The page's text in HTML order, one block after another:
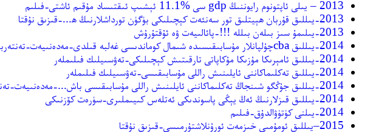
2013 – يىلى ئاپتونوم رايوننىڭ gdp سى %11.1 ئېشىپ ئىقتىساد مۇقىم ئاشتى-فىلىم
2013-يىللىق قۇربان ھېيتلىق تور سەنئەت كېچىلىكى بۈگۈن تورداشلارنىڭ ھ...-قىزىق نۇقتا
2013-يىلىمۇ سىز بىلەن بىللە !!!-پائالىيەت ۋە ئۇقتۇرۇش
2014-يىللىق cbaچۇلپانلار مۇسابىقىسىدە شىمال كوماندىسى غەلبە قىلدى-مەدەنىيەت-تەنتەربىيە
2014-يىللىق ئامېرىكا مۇزىكا مۇكاپاتى تارقىتىش كېچىلىكى-تەۋسىيلىك فىلىملەر
2014-يىللىق تەكلىماكاننى ئايلىنىش راللى مۇسابىقىسى-تەۋسىيلىك فىلىملەر
2014-يىللىق جۇڭگو شىنجاڭ تەكلىماكاننى ئايلىنىش راللى مۇسابىقىسى باش...-مەدەنىيەت-تەنتەربىيە
2014-يىللىق قىزلارنىڭ ئەڭ يېڭى پاسوندىكى ئەتلەس كىيىملىرى-سۈرەت كۆزنىكى
2014-يىلنى كۈتۈۋالدۇق-فىلىم
2015–يىللىق ئومۇمىي خىزمەت ئورۇنلاشتۇرمىسى-قىزىق نۇقتا